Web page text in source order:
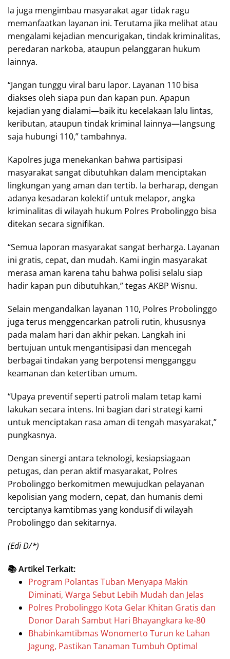
Ia juga mengimbau masyarakat agar tidak ragu
memanfaatkan layanan ini. Terutama jika melihat atau
mengalami kejadian mencurigakan, tindak kriminalitas,
peredaran narkoba, ataupun pelanggaran hukum
lainnya.
“Jangan tunggu viral baru lapor. Layanan 110 bisa
diakses oleh siapa pun dan kapan pun. Apapun
kejadian yang dialami—baik itu kecelakaan lalu lintas,
keributan, ataupun tindak kriminal lainnya—langsung
saja hubungi 110,” tambahnya.
Kapolres juga menekankan bahwa partisipasi
masyarakat sangat dibutuhkan dalam menciptakan
lingkungan yang aman dan tertib. Ia berharap, dengan
adanya kesadaran kolektif untuk melapor, angka
kriminalitas di wilayah hukum Polres Probolinggo bisa
ditekan secara signifikan.
“Semua laporan masyarakat sangat berharga. Layanan
ini gratis, cepat, dan mudah. Kami ingin masyarakat
merasa aman karena tahu bahwa polisi selalu siap
hadir kapan pun dibutuhkan,” tegas AKBP Wisnu.
Selain mengandalkan layanan 110, Polres Probolinggo
juga terus menggencarkan patroli rutin, khususnya
pada malam hari dan akhir pekan. Langkah ini
bertujuan untuk mengantisipasi dan mencegah
berbagai tindakan yang berpotensi mengganggu
keamanan dan ketertiban umum.
“Upaya preventif seperti patroli malam tetap kami
lakukan secara intens. Ini bagian dari strategi kami
untuk menciptakan rasa aman di tengah masyarakat,”
pungkasnya.
Dengan sinergi antara teknologi, kesiapsiagaan
petugas, dan peran aktif masyarakat, Polres
Probolinggo berkomitmen mewujudkan pelayanan
kepolisian yang modern, cepat, dan humanis demi
terciptanya kamtibmas yang kondusif di wilayah
Probolinggo dan sekitarnya.
(Edi D/*)
📚 Artikel Terkait:
Program Polantas Tuban Menyapa Makin
Diminati, Warga Sebut Lebih Mudah dan Jelas
Polres Probolinggo Kota Gelar Khitan Gratis dan
Donor Darah Sambut Hari Bhayangkara ke-80
Bhabinkamtibmas Wonomerto Turun ke Lahan
Jagung, Pastikan Tanaman Tumbuh Optimal